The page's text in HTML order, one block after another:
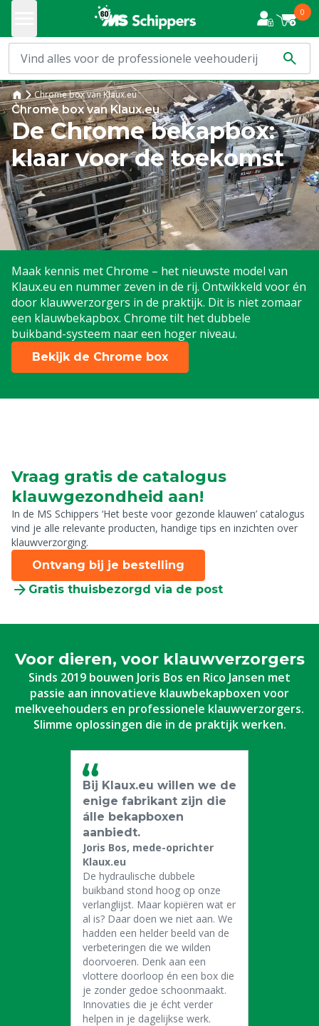
0
Chrome box van Klaux.eu
Chrome box van Klaux.eu
De Chrome bekapbox:
klaar voor de toekomst
Maak kennis met Chrome – het nieuwste model van
Klaux.eu en nummer zeven in de rij. Ontwikkeld voor én
door klauwverzorgers in de praktijk. Dit is niet zomaar
een klauwbekapbox. Chrome tilt het dubbele
buikband-systeem naar een hoger niveau.
Bekijk de Chrome box
Vraag gratis de catalogus
klauwgezondheid aan!
In de MS Schippers ‘Het beste voor gezonde klauwen’ catalogus
vind je alle relevante producten, handige tips en inzichten over
klauwverzorging.
Ontvang bij je bestelling
Gratis thuisbezorgd via de post
Voor dieren, voor klauwverzorgers
Sinds 2019 bouwen Joris Bos en Rico Jansen met
passie aan innovatieve klauwbekapboxen voor
melkveehouders en professionele klauwverzorgers.
Slimme oplossingen die in de praktijk werken.
Bij Klaux.eu willen we de
enige fabrikant zijn die
álle bekapboxen
aanbiedt.
Joris Bos, mede-oprichter
Klaux.eu
De hydraulische dubbele
buikband stond hoog op onze
verlanglijst. Maar kopiëren wat er
al is? Daar doen we niet aan. We
hadden een helder beeld van de
verbeteringen die we wilden
doorvoeren. Denk aan een
vlottere doorloop én een box die
je zonder gedoe schoonmaakt.
Innovaties die je écht verder
helpen in je dagelijkse werk.